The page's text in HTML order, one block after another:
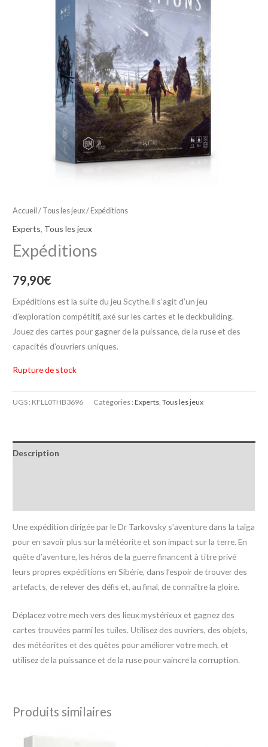
Accueil / Tous les jeux/ Expéditions
Experts, Tous les jeux
Expéditions
79,90€
Expéditions est la suite du jeu Scythe.Il s’agit d’un jeu
d’exploration compétitif, axé sur les cartes et le deckbuilding.
Jouez des cartes pour gagner de la puissance, de la ruse et des
capacités d’ouvriers uniques.
Rupture de stock
UGS : KFLL0THB3696 Catégories :Experts ,Tous les jeux
Description
Une expédition dirigée par le Dr Tarkovsky s’aventure dans la taïga
pour en savoir plus sur la météorite et son impact sur la terre. En
quête d’aventure, les héros de la guerre financent à titre privé
leurs propres expéditions en Sibérie, dans l’espoir de trouver des
artefacts, de relever des défis et, au final, de connaître la gloire.
Déplacez votre mech vers des lieux mystérieux et gagnez des
cartes trouvées parmi les tuiles. Utilisez des ouvriers, des objets,
des météorites et des quêtes pour améliorer votre mech, et
utilisez de la puissance et de la ruse pour vaincre la corruption.
Produits similaires